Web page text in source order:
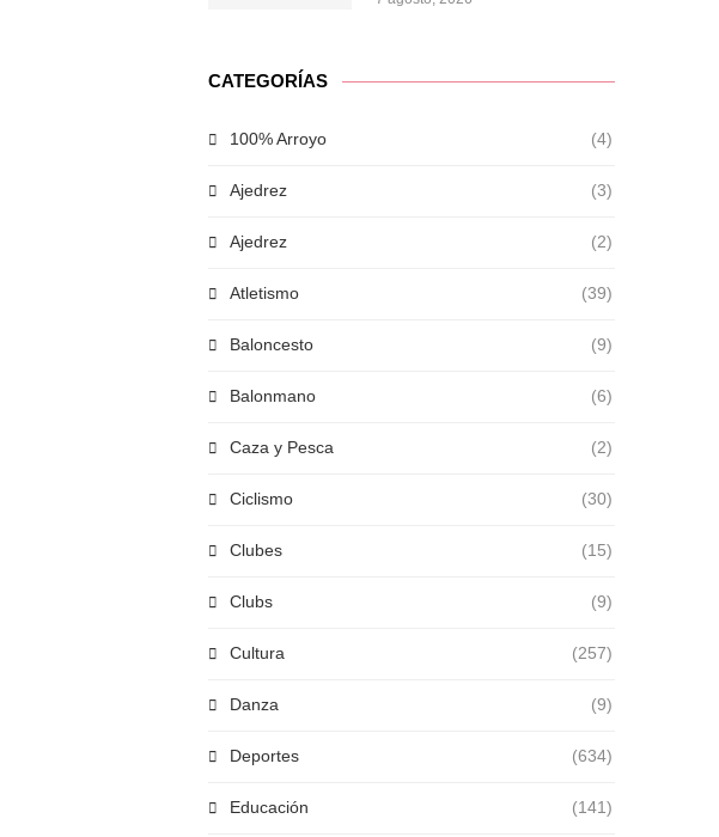
CATEGORÍAS
100% Arroyo (4)
Ajedrez (3)
Ajedrez (2)
Atletismo (39)
Baloncesto (9)
Balonmano (6)
Caza y Pesca (2)
Ciclismo (30)
Clubes (15)
Clubs (9)
Cultura (257)
Danza (9)
Deportes (634)
Educación (141)